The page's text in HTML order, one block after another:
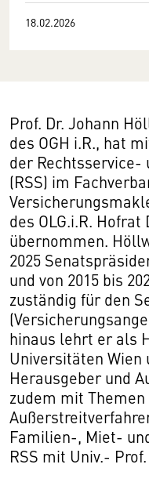
18.02.2026
Prof. Dr. Johann
des OGH i.R., hat
der
(RSS) im
des OLG.i.R.
übernommen.
2025
und von 2015 bis
zuständig für den
hinaus lehrt er als
Universitäten Wien
Herausgeber und
zudem mit
Familien-, Miet-
RSS mit Univ.-